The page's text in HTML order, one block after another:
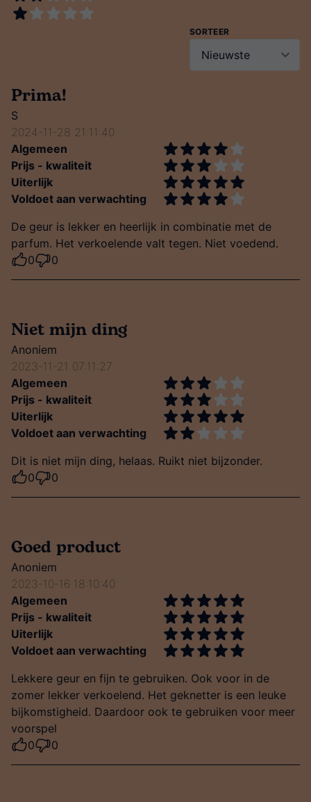
SORTEER
Prima!
S
2024-11-28 21:11:40
Algemeen
Prijs - kwaliteit
Uiterlijk
Voldoet aan verwachting
De geur is lekker en heerlijk in combinatie met de
parfum. Het verkoelende valt tegen. Niet voedend.
0
0
Niet mijn ding
Anoniem
2023-11-21 07:11:27
Algemeen
Prijs - kwaliteit
Uiterlijk
Voldoet aan verwachting
Dit is niet mijn ding, helaas. Ruikt niet bijzonder.
0
0
Goed product
Anoniem
2023-10-16 18:10:40
Algemeen
Prijs - kwaliteit
Uiterlijk
Voldoet aan verwachting
Lekkere geur en fijn te gebruiken. Ook voor in de
zomer lekker verkoelend. Het geknetter is een leuke
bijkomstigheid. Daardoor ook te gebruiken voor meer
voorspel
0
0